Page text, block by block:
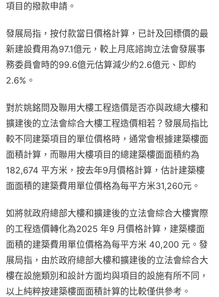
項目的撥款申請。
發展局指，按付款當日價格計算，已計及回標價的最
新建設費用為97.1億元，較上月底諮詢立法會發展事
務委員會時的99.6億元估算減少約2.6億元、即約
2.6%。
對於姚銘問及聯用大樓工程造價是否亦與政總大樓和
擴建後的立法會綜合大樓工程造價相若？發展局指比
較不同建築項目的單位價格時，通常會根據建築樓面
面積計算，而聯用大樓項目的總建築樓面面積約為
182,674 平方米，按去年9月價格計算，估計建築樓
面面積的建築費用單位價格為每平方米31,260元。
如將就政府總部大樓和擴建後的立法會綜合大樓實際
的工程造價轉化為2025 年9 月價格計算，建築樓面
面積的建築費用單位價格為每平方米 40,200 元。發
展局指，由於政府總部大樓和擴建後的立法會綜合大
樓在設施類別和設計方面均與項目的設施有所不同，
以上純粹按建築樓面面積計算的比較僅供參考。